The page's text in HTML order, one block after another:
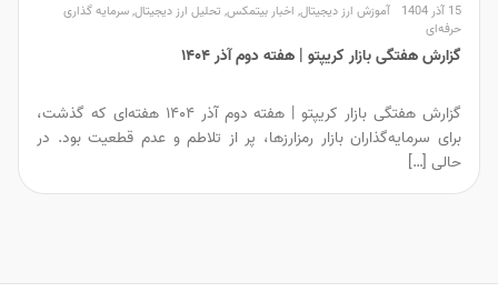
15 آذر 1404 آموزش ارز دیجیتال, اخبار بیتمکس, تحلیل ارز دیجیتال,سرمایه گذاری
حرفه‌ای
گزارش هفتگی بازار کریپتو | هفته دوم آذر ۱۴۰۴
گزارش هفتگی بازار کریپتو | هفته دوم آذر ۱۴۰۴ هفته‌ای که گذشت،
برای سرمایه‌گذاران بازار رمزارزها، پر از تلاطم و عدم قطعیت بود. در
حالی […]